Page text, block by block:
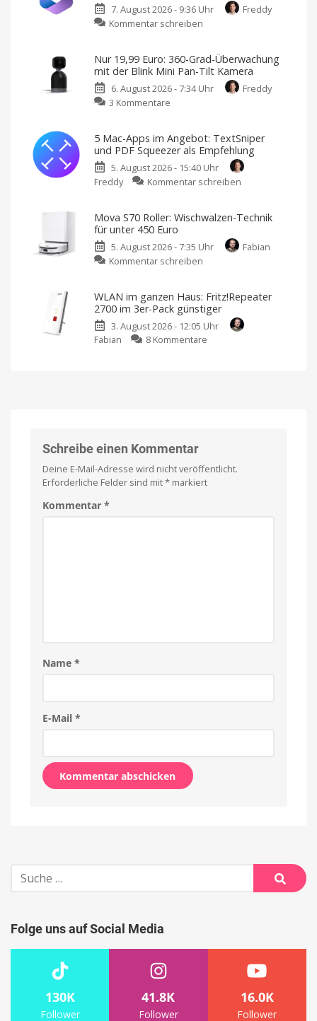
7. August 2026 - 9:36 Uhr
Freddy
Kommentar schreiben
Family:
Sind
die
Große
Rabatte
gibt
nicht
Nur 19,99 Euro: 360-Grad-Überwachung
mit der Blink Mini Pan-Tilt Kamera
6. August 2026 - 7:34 Uhr
Freddy
3 Kommentare
Euro:
360-
Grad-
Überwachung
Blink
Mini
Pan-
Tilt
sonst
39,99
Euro
5 Mac-Apps im Angebot: TextSniper
und PDF Squeezer als Empfehlung
5. August 2026 - 15:40 Uhr
Freddy
Kommentar schreiben
Apps
Angebot:
Squeezer
als
Empfehlung
Mova S70 Roller: Wischwalzen-Technik
für unter 450 Euro
5. August 2026 - 7:35 Uhr
Fabian
Kommentar schreiben
Roller:
Wischwalzen-
Technik
für
WLAN im ganzen Haus: Fritz!Repeater
2700 im 3er-Pack günstiger
3. August 2026 - 12:05 Uhr
Fabian
8 Kommentare
günstiger
Kompatibel
Schreibe einen Kommentar
Deine E-Mail-Adresse wird nicht veröffentlicht.
Erforderliche Felder sind mit* markiert
Kommentar *
Name *
E-Mail *
Suche
nach:
Suche
Folge uns auf Social Media
130K
Follower
41.8K
Follower
16.0K
Follower